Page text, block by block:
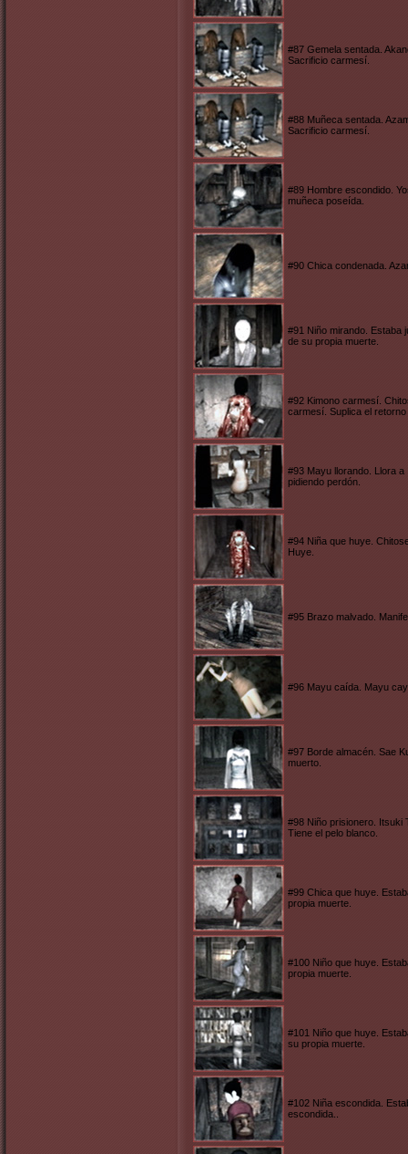
#87 Gemela sentada.
Sacrificio carmesí.
#88 Muñeca sentada.
Sacrificio carmesí.
#89 Hombre escondido.
muñeca poseída.
#90 Chica condenada.
#91 Niño mirando. Estaba
de su propia muerte.
#92 Kimono carmesí.
carmesí. Suplica el
#93 Mayu llorando. Llora
pidiendo perdón.
#94 Niña que huye.
Huye.
#95 Brazo malvado.
#96 Mayu caída. Mayu
#97 Borde almacén. Sae
muerto.
#98 Niño prisionero. Itsuki
Tiene el pelo blanco.
#99 Chica que huye.
propia muerte.
#100 Niño que huye.
propia muerte.
#101 Niño que huye.
su propia muerte.
#102 Niña escondida.
escondida..